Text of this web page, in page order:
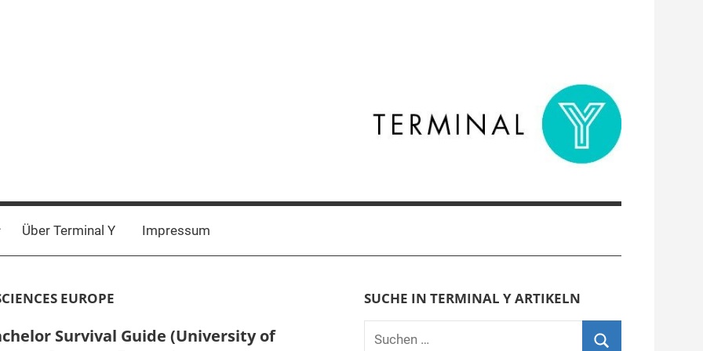
Über Terminal Y Impressum
EUROPE
Survival Guide (University of
SUCHE IN TERMINAL Y ARTIKELN
Suchen